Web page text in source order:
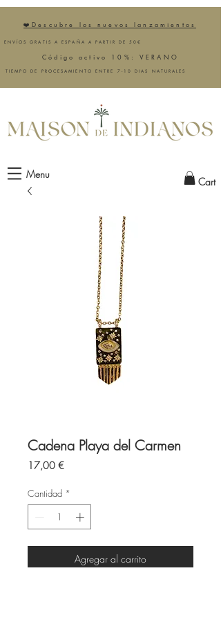
❤️Descubre los nuevos lanzamientos
ENVÍOS GRATIS A ESPAÑA A PARTIR DE 50€
Código activo 10%: VERANO
TIEMPO DE PROCESAMIENTO ENTRE 7-10 DIAS NATURALES
Menu
Cart
Cadena Playa del Carmen
17,00 €Precio
Cantidad *
Agregar al carrito